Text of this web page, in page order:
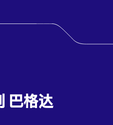
巴格达